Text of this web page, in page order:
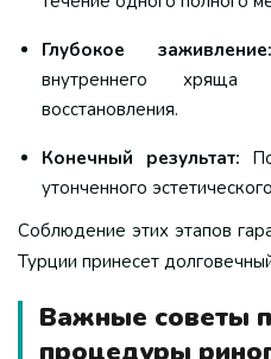
Глубокое заживление:
внутреннего
восстановления.
Конечный результат:
утонченного
Соблюдение этих этапов
Турции принесет
Важные советы
процедуры